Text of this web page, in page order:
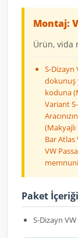
Montaj:
Ürün, vida
S-Dizayn
dokunuş
koduna
Variant
Bar Atlas
VW
Paket İçeriği
S-Dizayn VW